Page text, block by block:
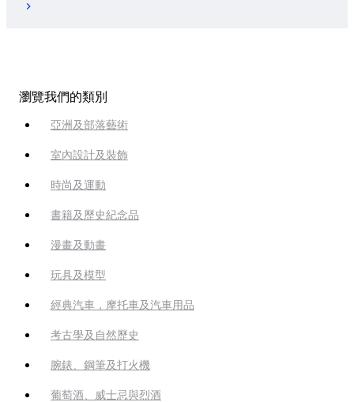
瀏覽我們的類別
亞洲及部落藝術
室內設計及裝飾
時尚及運動
書籍及歷史紀念品
漫畫及動畫
玩具及模型
經典汽車，摩托車及汽車用品
考古學及自然歷史
腕錶、鋼筆及打火機
葡萄酒、威士忌與烈酒